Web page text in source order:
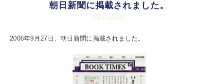
朝日新聞に掲載されました。
media
2006年9月27日、朝日新聞に掲載されました。